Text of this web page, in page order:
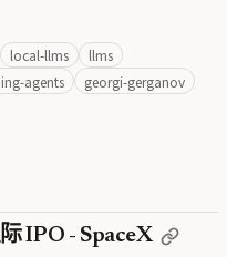
local-llms
llms
agents
georgi-gerganov
IPO - SpaceX